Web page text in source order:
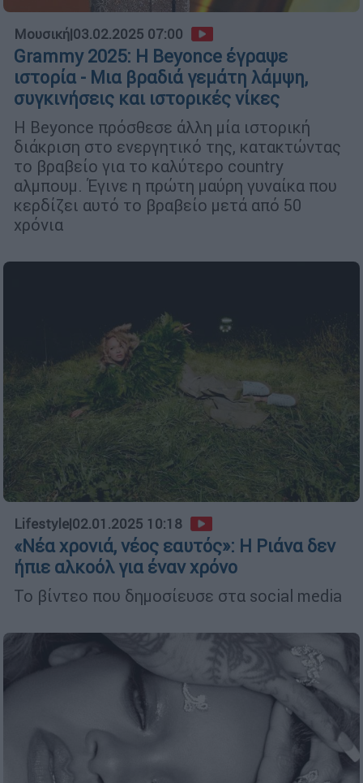
Μουσική|03.02.2025 07:00
Grammy 2025: Η Beyonce έγραψε
ιστορία - Μια βραδιά γεμάτη λάμψη,
συγκινήσεις και ιστορικές νίκες
Η Beyonce πρόσθεσε άλλη μία ιστορική
διάκριση στο ενεργητικό της, κατακτώντας
το βραβείο για το καλύτερο country
αλμπουμ. Έγινε η πρώτη μαύρη γυναίκα που
κερδίζει αυτό το βραβείο μετά από 50
χρόνια
Lifestyle|02.01.2025 10:18
«Νέα χρονιά, νέος εαυτός»: Η Ριάνα δεν
ήπιε αλκοόλ για έναν χρόνο
Το βίντεο που δημοσίευσε στα social media